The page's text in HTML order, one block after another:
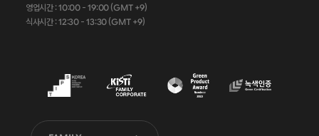
영업시간 : 10:00 - 19:00 (GMT +9)
식사시간 : 12:30 - 13:30 (GMT +9)